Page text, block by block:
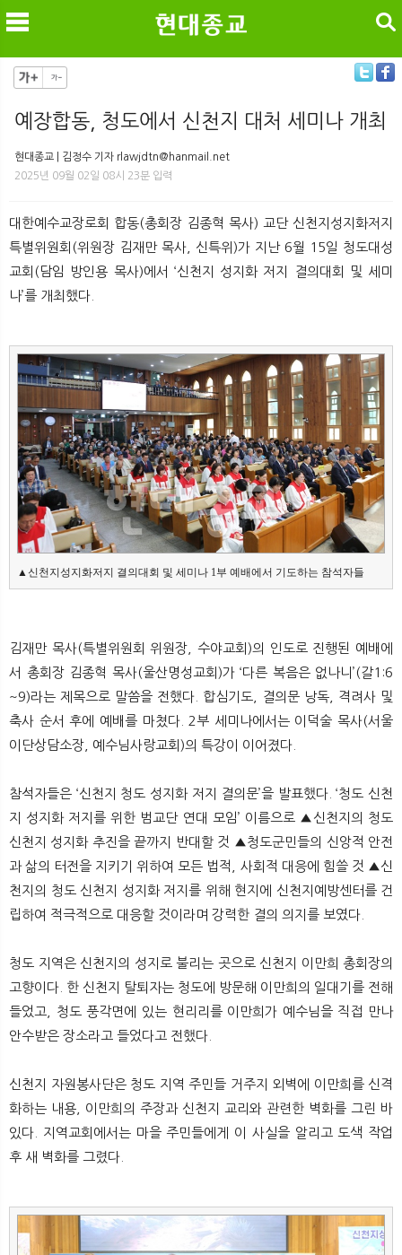
뉴
검색
예장합동, 청도에서 신천지 대처 세미나 개최
현대종교 | 김정수 기자 rlawjdtn@hanmail.net
2025년 09월 02일 08시 23분 입력
대한예수교장로회 합동(총회장 김종혁 목사) 교단 신천지성지화저지
특별위원회(위원장 김재만 목사, 신특위)가 지난 6월 15일 청도대성
교회(담임 방인용 목사)에서 ‘신천지 성지화 저지 결의대회 및 세미
나’를 개최했다.
▲신천지성지화저지 결의대회 및 세미나 1부 예배에서 기도하는 참석자들
김재만 목사(특별위원회 위원장, 수야교회)의 인도로 진행된 예배에
서 총회장 김종혁 목사(울산명성교회)가 ‘다른 복음은 없나니’(갈1:6
~9)라는 제목으로 말씀을 전했다. 합심기도, 결의문 낭독, 격려사 및
축사 순서 후에 예배를 마쳤다. 2부 세미나에서는 이덕술 목사(서울
이단상담소장, 예수님사랑교회)의 특강이 이어졌다.
참석자들은 ‘신천지 청도 성지화 저지 결의문’을 발표했다. ‘청도 신천
지 성지화 저지를 위한 범교단 연대 모임’ 이름으로 ▲신천지의 청도
신천지 성지화 추진을 끝까지 반대할 것 ▲청도군민들의 신앙적 안전
과 삶의 터전을 지키기 위하여 모든 법적, 사회적 대응에 힘쓸 것 ▲신
천지의 청도 신천지 성지화 저지를 위해 현지에 신천지예방센터를 건
립하여 적극적으로 대응할 것이라며 강력한 결의 의지를 보였다.
청도 지역은 신천지의 성지로 불리는 곳으로 신천지 이만희 총회장의
고향이다. 한 신천지 탈퇴자는 청도에 방문해 이만희의 일대기를 전해
들었고, 청도 풍각면에 있는 현리리를 이만희가 예수님을 직접 만나
안수받은 장소라고 들었다고 전했다.
신천지 자원봉사단은 청도 지역 주민들 거주지 외벽에 이만희를 신격
화하는 내용, 이만희의 주장과 신천지 교리와 관련한 벽화를 그린 바
있다. 지역교회에서는 마을 주민들에게 이 사실을 알리고 도색 작업
후 새 벽화를 그렸다.